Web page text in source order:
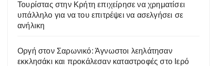
Τουρίστας στην Κρήτη επιχείρησε να χρηματίσει
υπάλληλο για να του επιτρέψει να ασελγήσει σε
ανήλικη
Οργή στον Σαρωνικό: Άγνωστοι λεηλάτησαν
εκκλησάκι και προκάλεσαν καταστροφές στο Ιερό